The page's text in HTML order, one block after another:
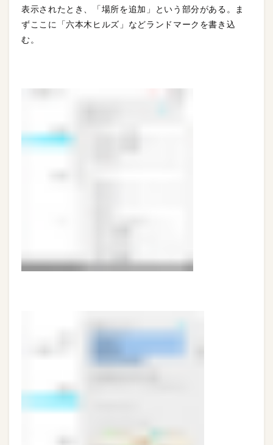
表示されたとき、「場所を追加」という部分がある。ま
ずここに「六本木ヒルズ」などランドマークを書き込
む。